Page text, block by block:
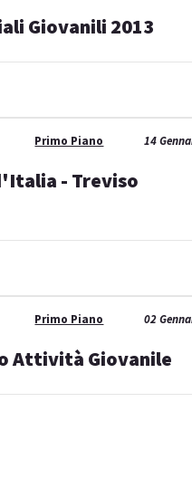
Giovanili 2013
14
Primo Piano
- Treviso
02
Primo Piano
Attività Giovanile